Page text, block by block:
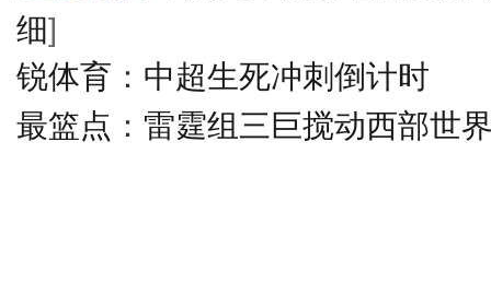
细]
锐体育 ： 中超生死冲刺倒计时
最篮点 ： 雷霆组三巨搅动西部世